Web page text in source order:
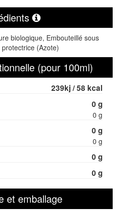
biologique, Embouteillé sous
(Azote)
(pour 100ml)
239kj / 58 kcal
0 g
0 g
0 g
0 g
0 g
0 g
et emballage